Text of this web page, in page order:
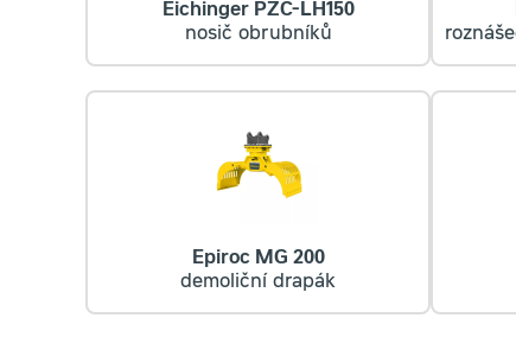
Eichinger PZC-LH150
nosič obrubníků
Epiroc MG 200
demoliční drapák